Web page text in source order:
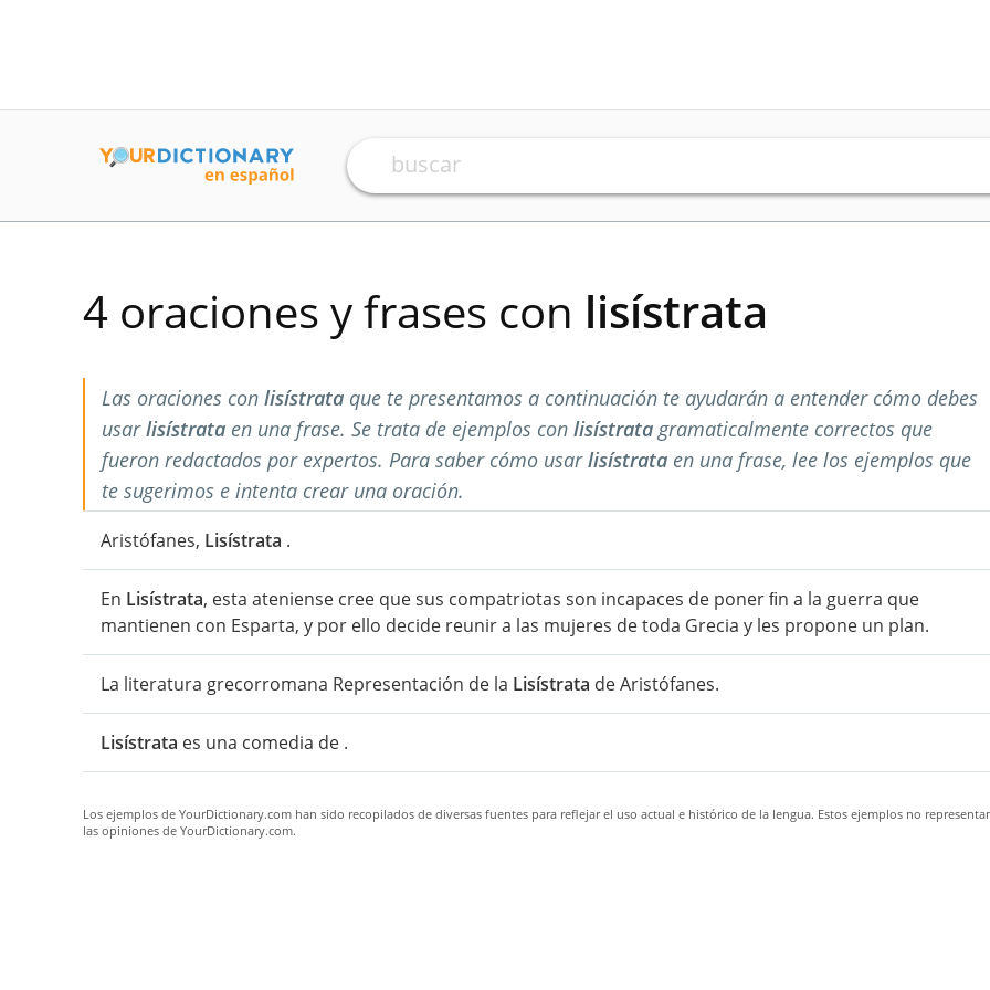
4 oraciones y frases con lisístrata
Las oraciones con lisístrata que te presentamos a continuación te ayudarán a entender cómo debes
usarlisístrata en una frase. Se trata de ejemplos con lisístratagramaticalmente correctos que
fueron redactados por expertos. Para saber cómo usarlisístrata en una frase, lee los ejemplos que
te sugerimos e intenta crear una oración.
Aristófanes, Lisístrata .
En Lisístrata, esta ateniense cree que sus compatriotas son incapaces de poner ﬁn a la guerra que
mantienen con Esparta, y por ello decide reunir a las mujeres de toda Grecia y les propone un plan.
La literatura grecorromana Representación de la Lisístrata de Aristófanes.
Lisístrata es una comedia de .
Los ejemplos de YourDictionary.com han sido recopilados de diversas fuentes para reflejar el uso actual e histórico de la lengua. Estos ejemplos no
las opiniones de YourDictionary.com.